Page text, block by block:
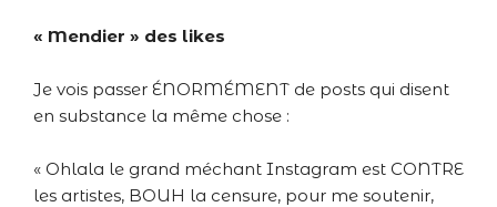
« Mendier » des likes
Je vois passer ÉNORMÉMENT de posts qui disent
en substance la même chose :
« Ohlala le grand méchant Instagram est CONTRE
les artistes, BOUH la censure, pour me soutenir,